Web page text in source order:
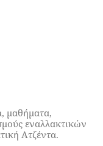
μαθήματα,
εναλλακτικών
Ατζέντα.